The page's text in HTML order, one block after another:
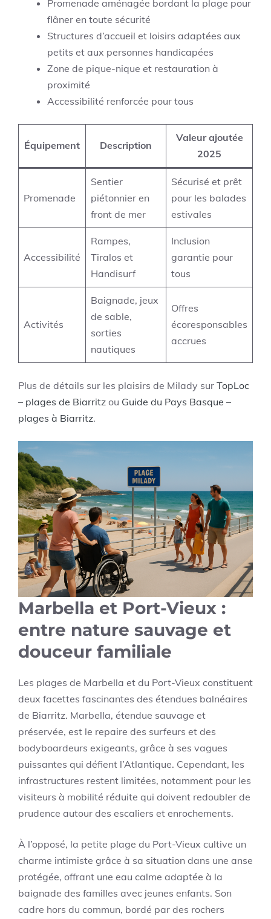
Promenade aménagée bordant la plage pour
flâner en toute sécurité
Structures d’accueil et loisirs adaptées aux
petits et aux personnes handicapées
Zone de pique-nique et restauration à
proximité
Accessibilité renforcée pour tous
Équipement Description
Valeur ajoutée
2025
Promenade
Sentier
piétonnier en
front de mer
Sécurisé et prêt
pour les balades
estivales
Accessibilité
Rampes,
Tiralos et
Handisurf
Inclusion
garantie pour
tous
Activités
Baignade, jeux
de sable,
sorties
nautiques
Offres
écoresponsables
accrues
Plus de détails sur les plaisirs de Milady sur TopLoc
– plages de Biarritz ou Guide du Pays Basque –
plages à Biarritz.
Marbella et Port-Vieux :
entre nature sauvage et
douceur familiale
Les plages de Marbella et du Port-Vieux constituent
deux facettes fascinantes des étendues balnéaires
de Biarritz. Marbella, étendue sauvage et
préservée, est le repaire des surfeurs et des
bodyboardeurs exigeants, grâce à ses vagues
puissantes qui défient l’Atlantique. Cependant, les
infrastructures restent limitées, notamment pour les
visiteurs à mobilité réduite qui doivent redoubler de
prudence autour des escaliers et enrochements.
À l’opposé, la petite plage du Port-Vieux cultive un
charme intimiste grâce à sa situation dans une anse
protégée, offrant une eau calme adaptée à la
baignade des familles avec jeunes enfants. Son
cadre hors du commun, bordé par des rochers